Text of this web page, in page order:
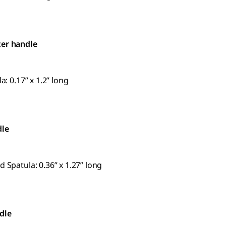
handle
0.17” x 1.2” long
Spatula: 0.36” x 1.27” long